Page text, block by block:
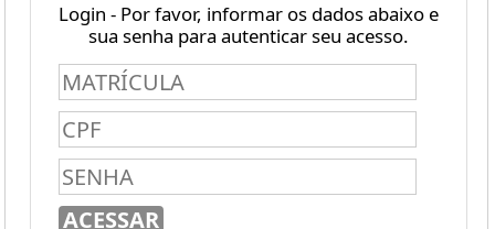
Login - Por favor, informar os dados abaixo e
sua senha para autenticar seu acesso.